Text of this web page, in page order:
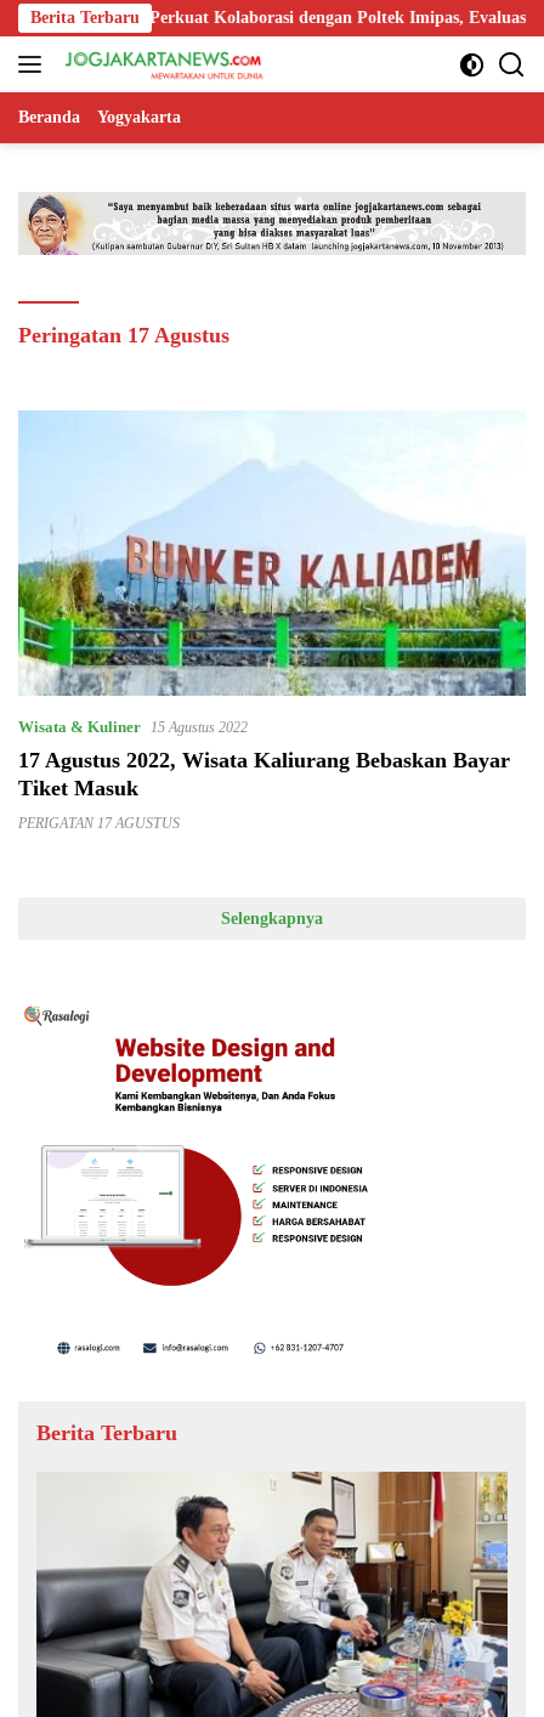
Langsung
ke
konten
Berita Terbaru
Yogyakarta Perkuat Kolaborasi dengan Poltek Imipas, Evaluasi
Beranda Yogyakarta
Peringatan 17 Agustus
Wisata & Kuliner 15 Agustus 2022
17 Agustus 2022, Wisata Kaliurang Bebaskan Bayar
Tiket Masuk
PERIGATAN 17 AGUSTUS
Selengkapnya
Berita Terbaru